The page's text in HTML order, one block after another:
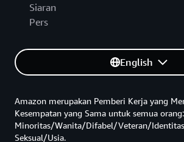
Siaran
Pers
English
Amazon merupakan Pemberi Kerja yang
Kesempatan yang Sama untuk semua orang:
Minoritas/Wanita/Difabel/Veteran/
Seksual/Usia.